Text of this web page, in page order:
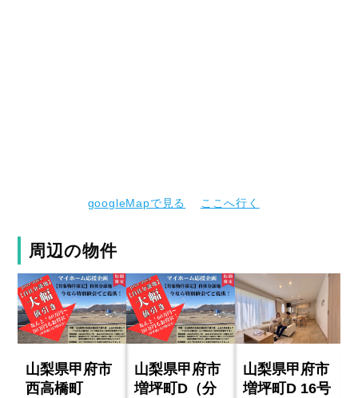
googleMapで見る ここへ行く
周辺の物件
山梨県甲府市
西高橋町
山梨県甲府市
増坪町D（分
山梨県甲府市
増坪町D 16号